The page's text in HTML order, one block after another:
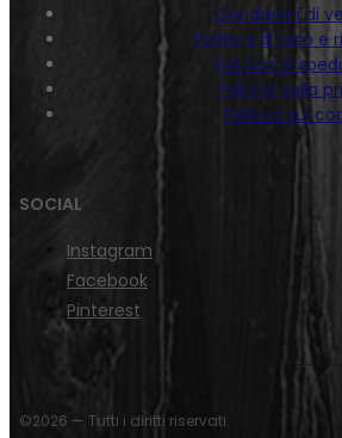
Condizioni di
Politica di reso e
Politica di
Politica sulla
Politica sui
SOCIAL
Instagram
Facebook
Pinterest
©2026 — Tutti i diritti riservati.